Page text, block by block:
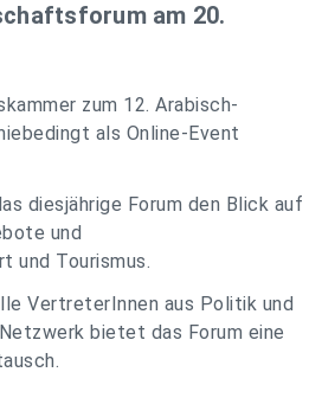
am 20.
zum 12. Arabisch-
als Online-Event
diesjährige Forum den Blick auf
und
und Tourismus.
VertreterInnen aus Politik und
bietet das Forum eine